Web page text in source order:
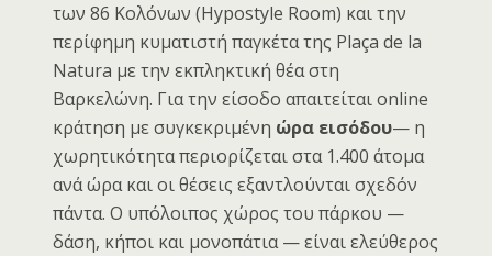
των 86 Κολόνων (Hypostyle Room) και την
περίφημη κυματιστή παγκέτα της Plaça de la
Natura με την εκπληκτική θέα στη
Βαρκελώνη. Για την είσοδο απαιτείται online
κράτηση με συγκεκριμένη ώρα εισόδου— η
χωρητικότητα περιορίζεται στα 1.400 άτομα
ανά ώρα και οι θέσεις εξαντλούνται σχεδόν
πάντα. Ο υπόλοιπος χώρος του πάρκου —
δάση, κήποι και μονοπάτια — είναι ελεύθερος